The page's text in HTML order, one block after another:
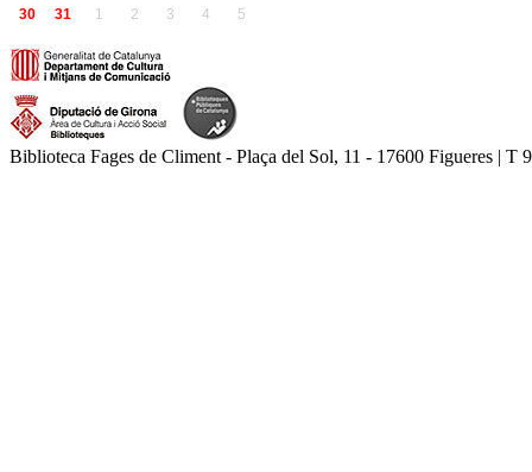
30
31 1 2 3 4 5
Biblioteca Fages de Climent - Plaça del Sol, 11 - 17600 Figueres |